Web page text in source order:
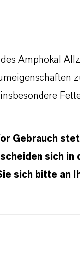
Amphokal
Gebrauch
sich in
sich bitte an